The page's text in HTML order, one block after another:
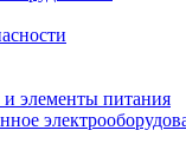
и элементы питания